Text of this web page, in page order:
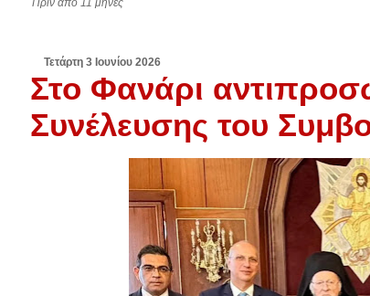
Πριν από 11 μήνες
Τετάρτη 3 Ιουνίου 2026
Στο Φανάρι
Συνέλευσης του